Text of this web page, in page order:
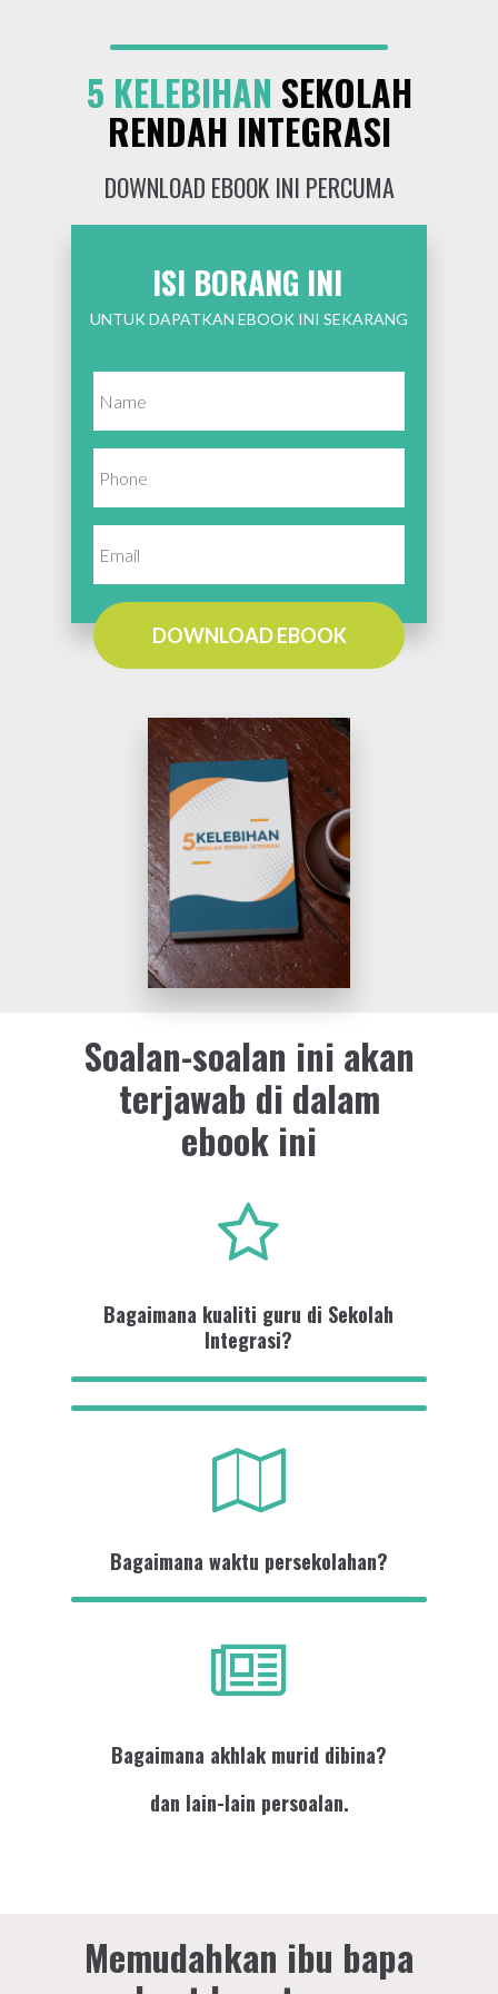
5 KELEBIHAN SEKOLAH
RENDAH INTEGRASI
DOWNLOAD EBOOK INI PERCUMA
DOWNLOAD EBOOK
ISI BORANG INI
UNTUK DAPATKAN EBOOK INI SEKARANG
Bagaimana kualiti guru di Sekolah
Integrasi?
Bagaimana waktu persekolahan?
Bagaimana akhlak murid dibina?
Soalan-soalan ini akan
terjawab di dalam
ebook ini
dan lain-lain persoalan.
Memudahkan ibu bapa